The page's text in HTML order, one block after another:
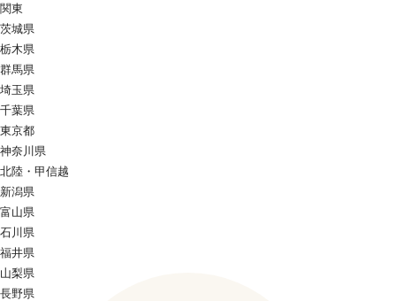
関東
茨城県
栃木県
群馬県
埼玉県
千葉県
東京都
神奈川県
北陸・甲信越
新潟県
富山県
石川県
福井県
山梨県
長野県